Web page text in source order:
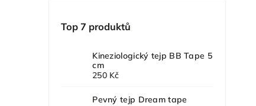
Top 7 produktů
Kineziologický tejp BB Tape 5
cm
250 Kč
Pevný tejp Dream tape